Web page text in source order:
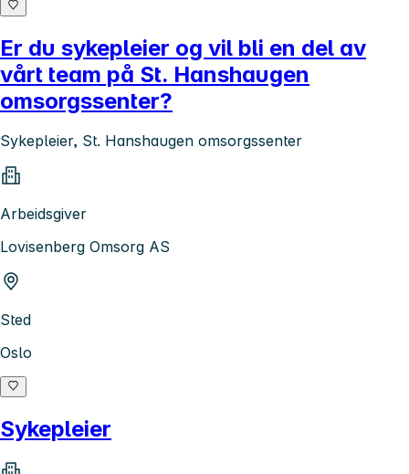
Er du sykepleier og vil bli en del av
vårt team på St. Hanshaugen
omsorgssenter?
Sykepleier, St. Hanshaugen omsorgssenter
Arbeidsgiver
Lovisenberg Omsorg AS
Sted
Oslo
Sykepleier